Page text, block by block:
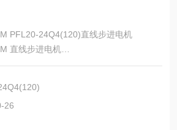
PFL20-24Q4(120)直线步进电机
直线步进电机
及销售。
26